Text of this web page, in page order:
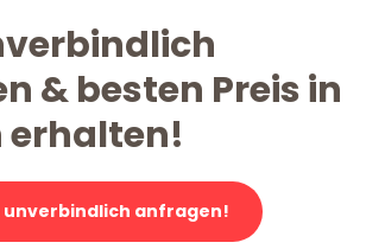
& besten Preis in
erhalten!
unverbindlich anfragen!